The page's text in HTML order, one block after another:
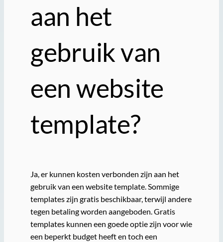
aan het
gebruik van
een website
template?
Ja, er kunnen kosten verbonden zijn aan het
gebruik van een website template. Sommige
templates zijn gratis beschikbaar, terwijl andere
tegen betaling worden aangeboden. Gratis
templates kunnen een goede optie zijn voor wie
een beperkt budget heeft en toch een